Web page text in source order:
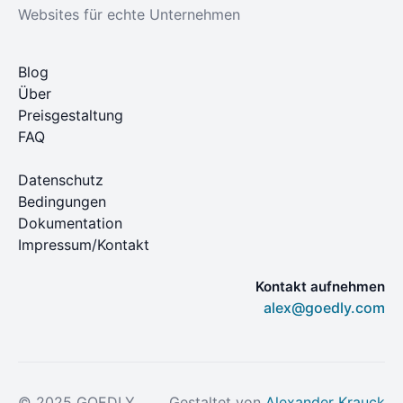
Websites für echte Unternehmen
Blog
Über
Preisgestaltung
FAQ
Datenschutz
Bedingungen
Dokumentation
Impressum/Kontakt
Kontakt aufnehmen
alex@goedly.com